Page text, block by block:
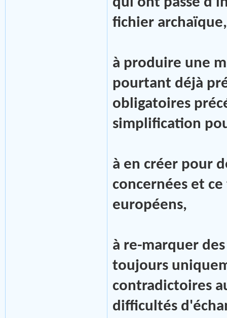
fichier archaïque,
à produire une
pourtant déjà
obligatoires
simplification
à en créer pour
concernées et
européens,
à re-marquer
toujours
contradictoires
difficultés